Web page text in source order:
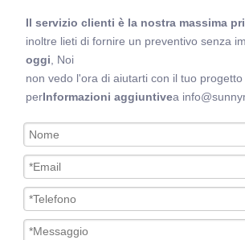
Il servizio clienti è la nostra massima
inoltre lieti di fornire un preventivo senza
oggi , Noi
non vedo l'ora di aiutarti con il tuo
perInformazioni aggiuntivea